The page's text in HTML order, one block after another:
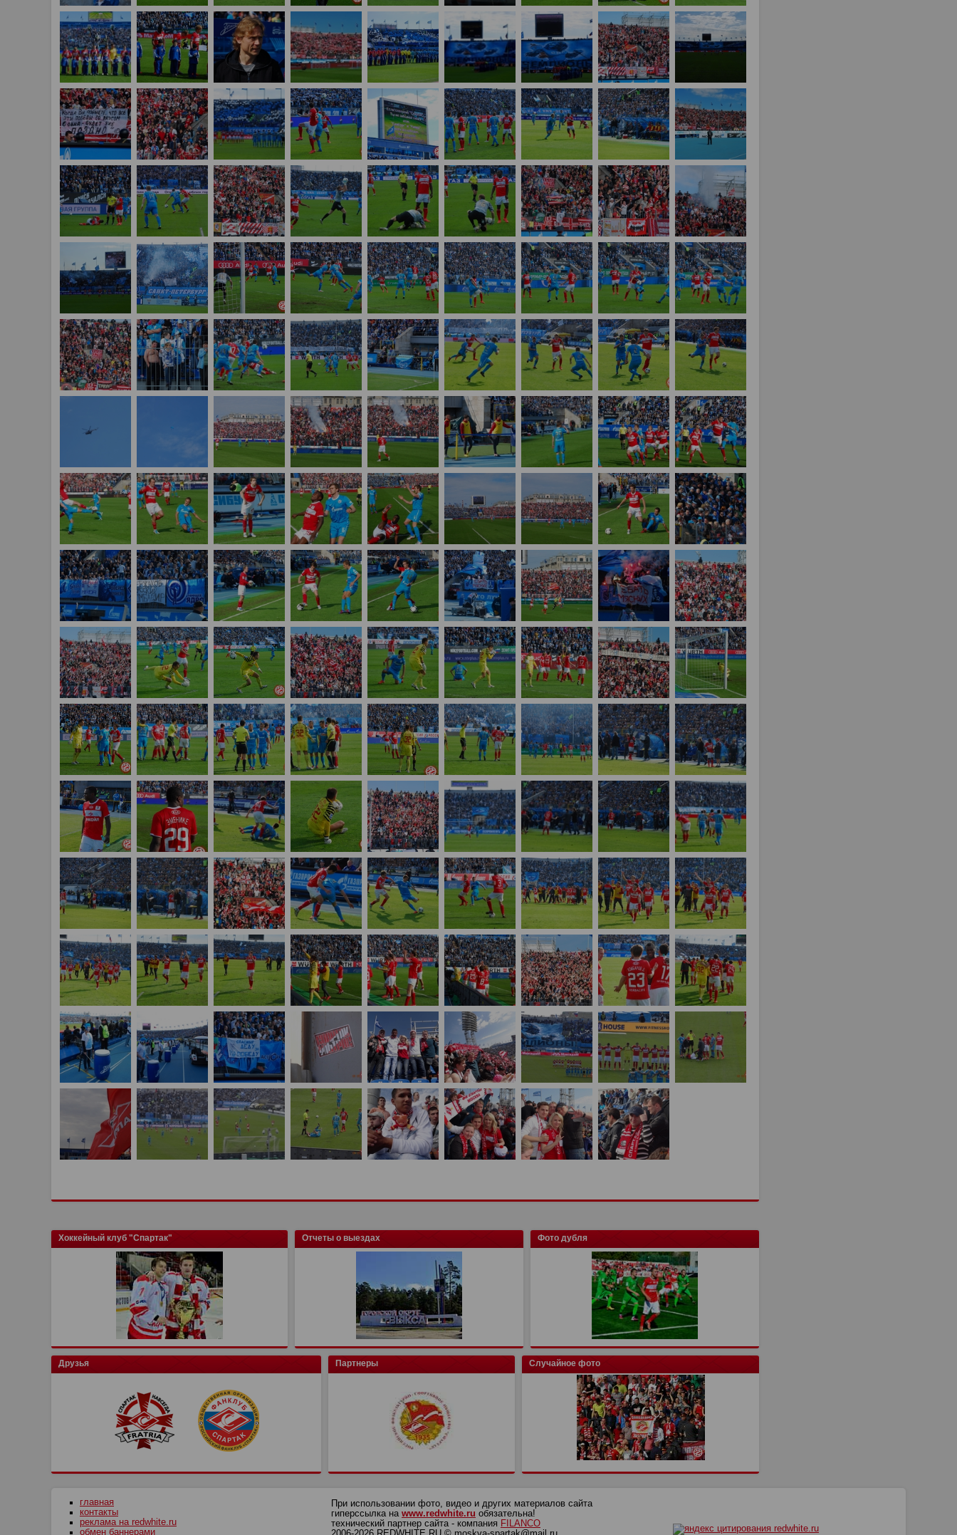
Хоккейный клуб "Спартак" Отчеты о выездах Фото дубля
Друзья Партнеры Случайное фото
главная
контакты
реклама на redwhite.ru
обмен баннерами
При использовании фото, видео и других материалов сайта
гиперссылка на www.redwhite.ru обязательна!
технический партнер сайта - компания FILANCO